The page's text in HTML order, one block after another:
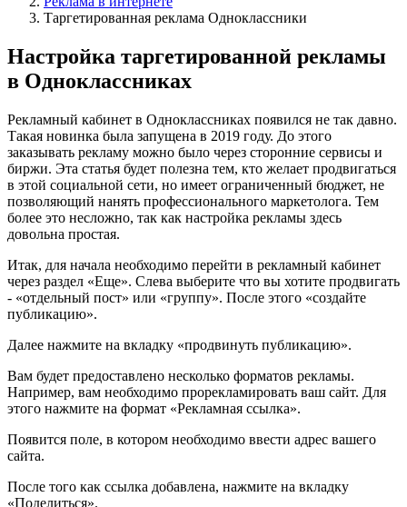
Таргетированная реклама Одноклассники
Настройка таргетированной рекламы
в Одноклассниках
Рекламный кабинет в Одноклассниках появился не так давно.
Такая новинка была запущена в 2019 году. До этого
заказывать рекламу можно было через сторонние сервисы и
биржи. Эта статья будет полезна тем, кто желает продвигаться
в этой социальной сети, но имеет ограниченный бюджет, не
позволяющий нанять профессионального маркетолога. Тем
более это несложно, так как настройка рекламы здесь
довольна простая.
Итак, для начала необходимо перейти в рекламный кабинет
через раздел «Еще». Слева выберите что вы хотите продвигать
- «отдельный пост» или «группу». После этого «создайте
публикацию».
Далее нажмите на вкладку «продвинуть публикацию».
Вам будет предоставлено несколько форматов рекламы.
Например, вам необходимо прорекламировать ваш сайт. Для
этого нажмите на формат «Рекламная ссылка».
Появится поле, в котором необходимо ввести адрес вашего
сайта.
После того как ссылка добавлена, нажмите на вкладку
«Поделиться».